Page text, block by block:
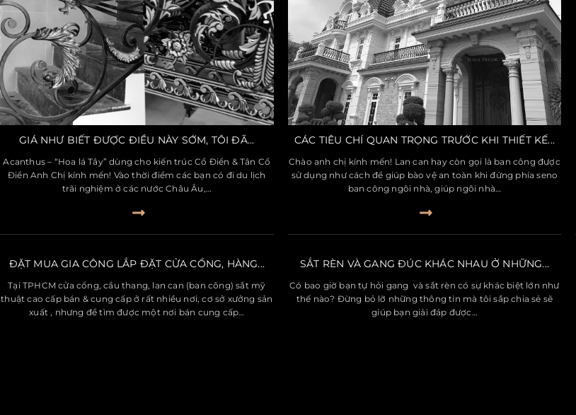
GIÁ NHƯ BIẾT ĐƯỢC ĐIỀU NÀY SỚM, TÔI ĐÃ...
Acanthus – “Hoa lá Tây” dùng cho kiến trúc Cổ Điển & Tân Cổ
Điển Anh Chị kính mến! Vào thời điểm các bạn có đi du lịch
trãi nghiệm ở các nước Châu Âu,…
CÁC TIÊU CHÍ QUAN TRỌNG TRƯỚC KHI THIẾT KẾ...
Chào anh chị kính mến! Lan can hay còn gọi là ban công được
sử dụng như cách để giúp bào vệ an toàn khi đứng phía seno
ban công ngôi nhà, giúp ngôi nhà…
ĐẶT MUA GIA CÔNG LẮP ĐẶT CỬA CỔNG, HÀNG...
Tại TPHCM cửa cổng, cầu thang, lan can (ban công) sắt mỹ
thuật cao cấp bán & cung cấp ở rất nhiều nơi, cơ sở xưởng sản
xuất , nhưng để tìm được một nơi bán cung cấp…
SẮT RÈN VÀ GANG ĐÚC KHÁC NHAU Ở NHỮNG...
Có bao giờ bạn tự hỏi gang và sắt rèn có sự khác biệt lớn như
thế nào? Đừng bỏ lỡ những thông tin mà tôi sắp chia sẻ sẽ
giúp bạn giải đáp được…